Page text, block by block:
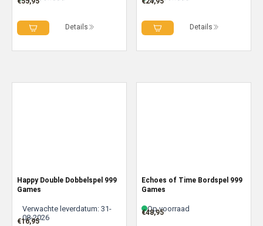
Details Details
Happy Double Dobbelspel 999
Games
Verwachte leverdatum: 31-
08-2026
€16,95
Echoes of Time Bordspel 999
Games
Op voorraad
€48,95